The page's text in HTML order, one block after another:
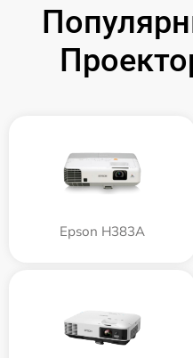
Epson H383A